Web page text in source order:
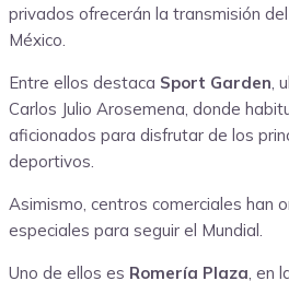
privados ofrecerán la transmisión
México.
Entre ellos destaca Sport Garden,
Carlos Julio Arosemena, donde
aficionados para disfrutar de los
deportivos.
Asimismo, centros comerciales han
especiales para seguir el Mundial.
Uno de ellos es Romería Plaza, en